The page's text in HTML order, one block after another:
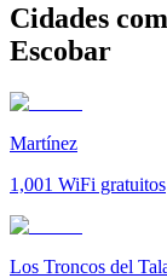
Cidades
Escobar
Martínez
1,001 WiFi gratuitos
Los Troncos del